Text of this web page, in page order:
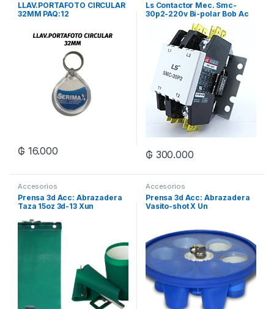
LLAV.PORTAFOTO CIRCULAR
32MM PAQ:12
₲ 16.000
Ls Contactor Mec. Smc-
30p2-220v Bi-polar Bob Ac
208-240v 30/40a
₲ 300.000
Accesorios
Prensa 3d Acc: Abrazadera
Taza 15oz 3d-13 Xun
Accesorios
Prensa 3d Acc: Abrazadera
Vasito-shot X Un